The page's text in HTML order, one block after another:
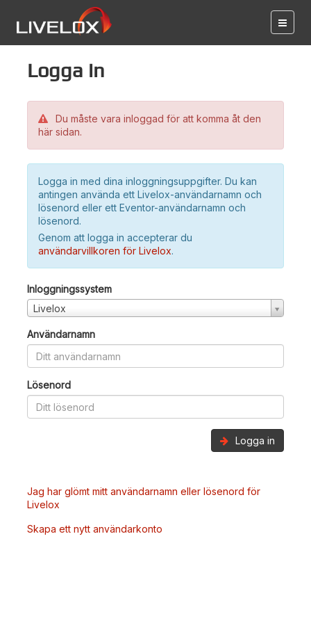
Logga in
Du måste vara inloggad för att komma åt den
här sidan.
Logga in med dina inloggningsuppgifter. Du kan
antingen använda ett Livelox-användarnamn och
lösenord eller ett Eventor-användarnamn och
lösenord.
Genom att logga in accepterar du
användarvillkoren för Livelox.
Inloggningssystem
Livelox
Användarnamn
Lösenord
Logga in
Jag har glömt mitt användarnamn eller lösenord för
Livelox
Skapa ett nytt användarkonto